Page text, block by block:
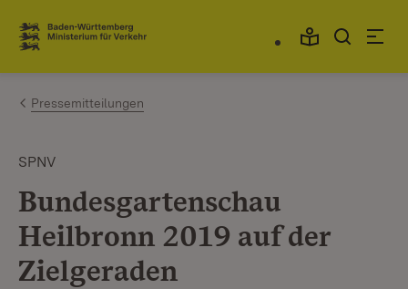
Zum Inhalt springen
Link zur Startseite
Pressemitteilungen
SPNV
Bundesgartenschau
Heilbronn 2019 auf der
Zielgeraden